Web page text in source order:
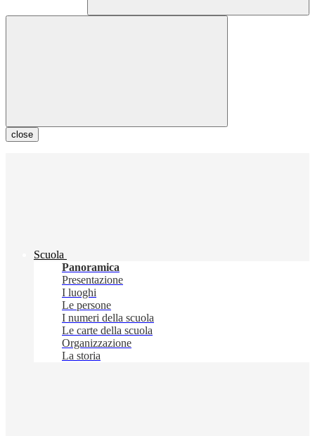
close
Scuola
Panoramica
Presentazione
I luoghi
Le persone
I numeri della scuola
Le carte della scuola
Organizzazione
La storia